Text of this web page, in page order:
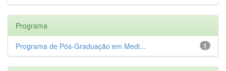
Programa
1
Programa de Pós-Graduação em Medi...